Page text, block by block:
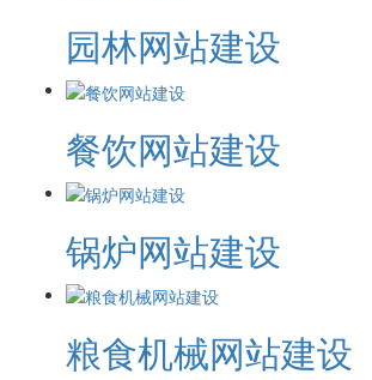
园林网站建设
餐饮网站建设
锅炉网站建设
粮食机械网站建设